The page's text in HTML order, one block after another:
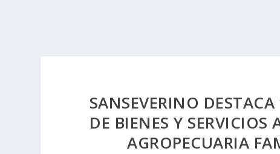
SANSEVERINO
DE BIENES Y
AGROPECUARIA